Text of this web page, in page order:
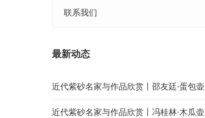
联系我们
最新动态
近代紫砂名家与作品欣赏丨邵友廷·蛋包壶
近代紫砂名家与作品欣赏丨冯桂林·木瓜壶